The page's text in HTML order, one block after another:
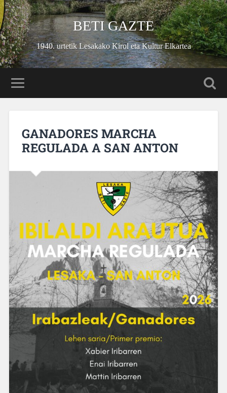
BETI GAZTE
1940. urtetik Lesakako Kirol eta Kultur Elkartea
GANADORES MARCHA
REGULADA A SAN ANTON